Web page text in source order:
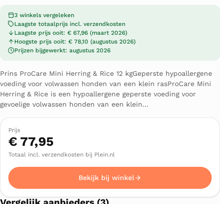
3 winkels vergeleken
Laagste totaalprijs incl. verzendkosten
Laagste prijs ooit: € 67,96 (maart 2026)
Hoogste prijs ooit: € 78,10 (augustus 2026)
Prijzen bijgewerkt: augustus 2026
Prins ProCare Mini Herring & Rice 12 kgGeperste hypoallergene
voeding voor volwassen honden van een klein rasProCare Mini
Herring & Rice is een hypoallergene geperste voeding voor
gevoelige volwassen honden van een klein…
Prijs
€ 77,95
Totaal incl. verzendkosten bij Plein.nl
Bekijk bij winkel